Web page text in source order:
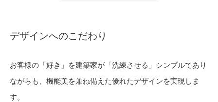
デザインへのこだわり
お客様の「好き」を建築家が「洗練させる」シンプルであり
ながらも、機能美を兼ね備えた優れたデザインを実現しま
す。